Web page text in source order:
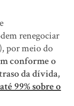
renegociar
por meio do
conforme o
da dívida,
99% sobre o